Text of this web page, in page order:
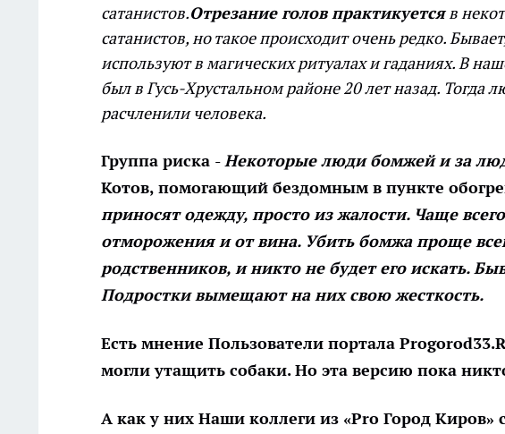
сатанистов.Отрезание голов практикуетсяв
сатанистов,но такое происходит очень редко.
используют в магических ритуалах и гаданиях. В
был в Гусь-Хрустальном районе 20 лет назад.
расчленили человека.
Группа риска -Некоторые люди бомжейи за
Котов, помогающий бездомным в пункте
приносят одежду, просто из жалости. Чаще
отморожения и от вина. Убить бомжа проще
родственников, и никто не будет его искать.
Подростки вымещают на них свою жесткость.
Есть мнение Пользователи портала
могли утащить собаки. Но эта версию пока
А как у них Наши коллеги из «Pro Город Киров»